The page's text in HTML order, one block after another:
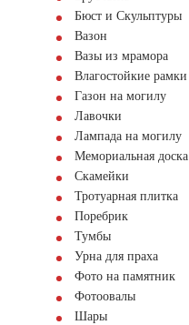
Бюст и Скульптуры
Вазон
Вазы из мрамора
Влагостойкие рамки
Газон на могилу
Лавочки
Лампада на могилу
Мемориальная доска
Скамейки
Тротуарная плитка
Поребрик
Тумбы
Урна для праха
Фото на памятник
Фотоовалы
Шары